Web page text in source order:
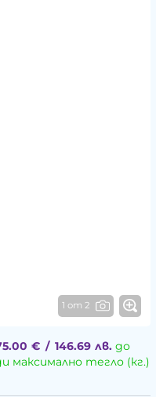
1 от 2
€ / 146.69 лв.до
максимално тегло (кг.)